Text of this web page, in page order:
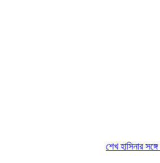
শেখ হাসিনার সঙ্গে পালানোর